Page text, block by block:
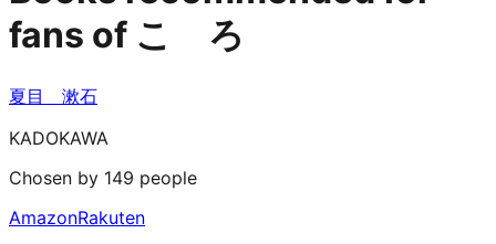
fans of こゝろ
夏目 漱石
KADOKAWA
Chosen by 149 people
AmazonRakuten